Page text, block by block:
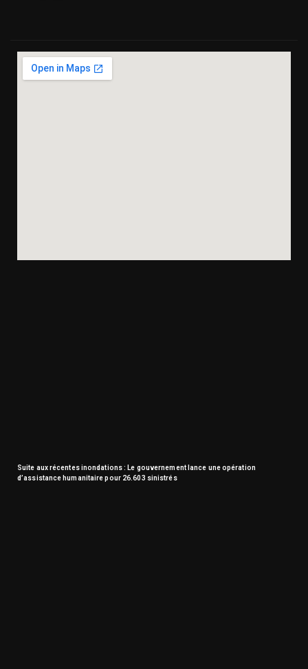
Suite aux récentes inondations : Le gouvernement lance une opération
d’assistance humanitaire pour 26.603 sinistrés